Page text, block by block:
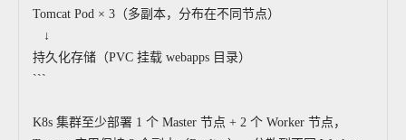
Tomcat Pod × 3（多副本，分布在不同节点）
↓
持久化存储（PVC 挂载 webapps 目录）
```
K8s 集群至少部署 1 个 Master 节点 + 2 个 Worker 节点，